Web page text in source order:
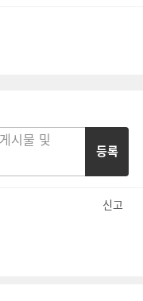
등록
신고